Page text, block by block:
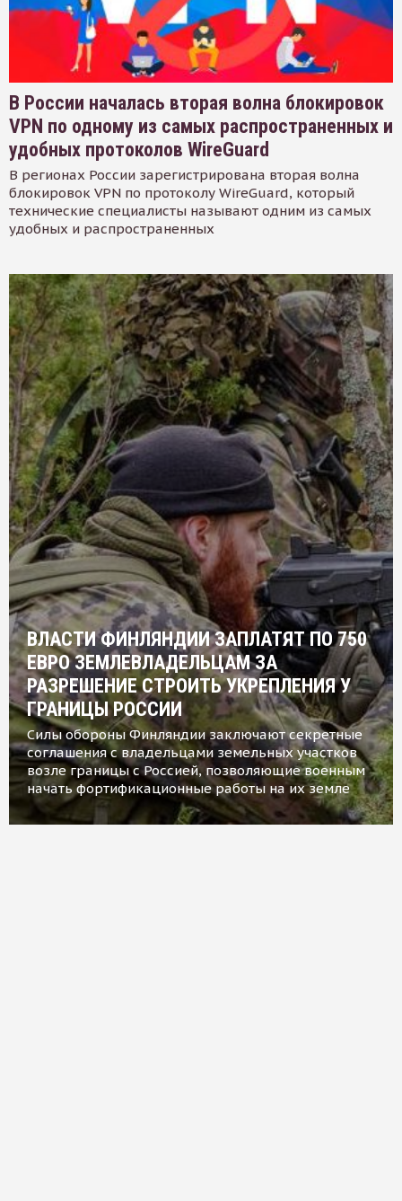
В России началась вторая волна блокировок
VPN по одному из самых распространенных и
удобных протоколов WireGuard
В регионах России зарегистрирована вторая волна
блокировок VPN по протоколу WireGuard, который
технические специалисты называют одним из самых
удобных и распространенных
ВЛАСТИ ФИНЛЯНДИИ ЗАПЛАТЯТ ПО 750
ЕВРО ЗЕМЛЕВЛАДЕЛЬЦАМ ЗА
РАЗРЕШЕНИЕ СТРОИТЬ УКРЕПЛЕНИЯ У
ГРАНИЦЫ РОССИИ
Силы обороны Финляндии заключают секретные
соглашения с владельцами земельных участков
возле границы с Россией, позволяющие военным
начать фортификационные работы на их земле